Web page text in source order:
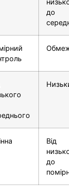
до
Від
до